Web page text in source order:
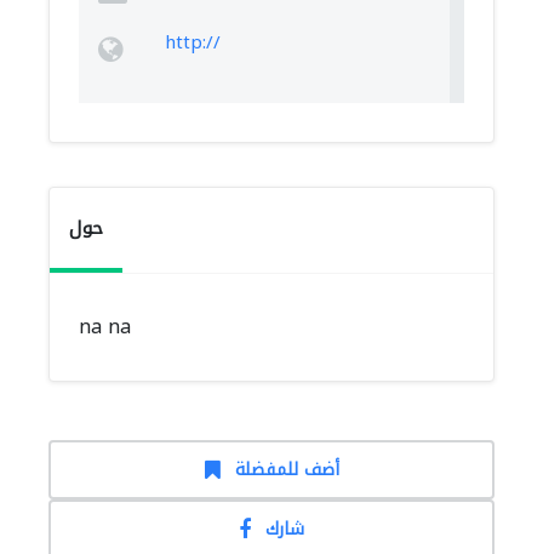
http://
حول
na na
أضف للمفضلة
شارك